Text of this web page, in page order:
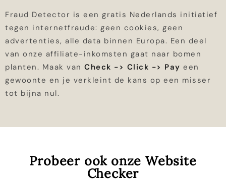
Fraud Detector is een gratis Nederlands initiatief
tegen internetfraude: geen cookies, geen
advertenties, alle data binnen Europa. Een deel
van onze affiliate-inkomsten gaat naar bomen
planten. Maak van Check -> Click -> Pay een
gewoonte en je verkleint de kans op een misser
tot bijna nul.
Probeer ook onze Website
Checker